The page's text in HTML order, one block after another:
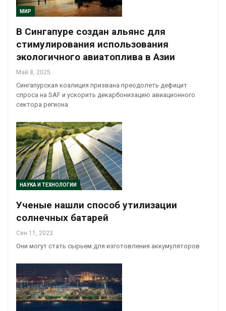
МИР
В Сингапуре создан альянс для
стимулирования использования
экологичного авиатоплива в Азии
Май 8, 2025
Сингапурская коалиция призвана преодолеть дефицит
спроса на SAF и ускорить декарбонизацию авиационного
сектора региона
НАУКА И ТЕХНОЛОГИИ
Ученые нашли способ утилизации
солнечных батарей
Сен 11, 2023
Они могут стать сырьем для изготовления аккумуляторов